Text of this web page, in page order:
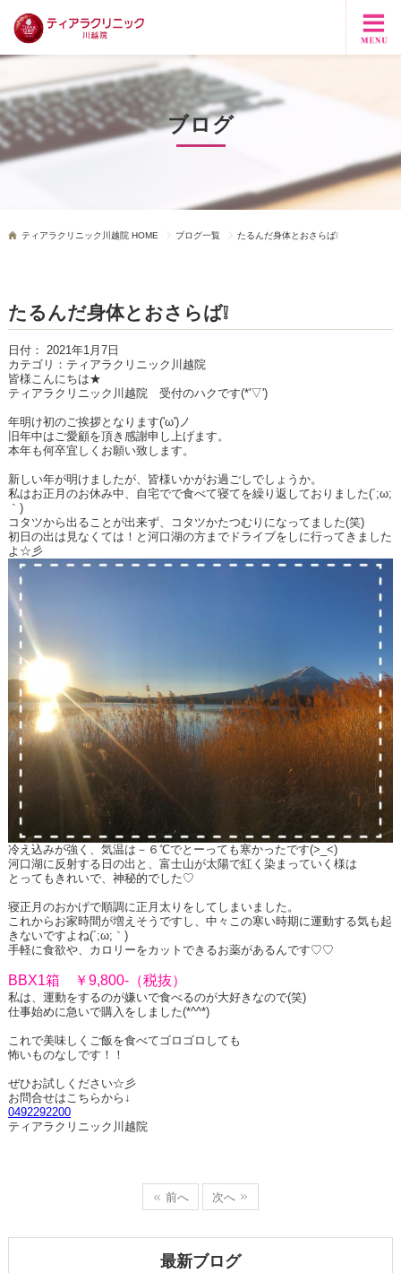
ブログ
ティアラクリニック川越院 HOME ブログ一覧 たるんだ身体とおさらば❕
たるんだ身体とおさらば❕
日付： 2021年1月7日
カテゴリ： ティアラクリニック川越院
皆様こんにちは★
ティアラクリニック川越院 受付のハクです(*'▽')
年明け初のご挨拶となります('ω')ノ
旧年中はご愛顧を頂き感謝申し上げます。
本年も何卒宜しくお願い致します。
新しい年が明けましたが、皆様いかがお過ごしでしょうか。
私はお正月のお休み中、自宅でで食べて寝てを繰り返しておりました(´;ω;
｀)
コタツから出ることが出来ず、コタツかたつむりになってました(笑)
初日の出は見なくては！と河口湖の方までドライブをしに行ってきました
よ☆彡
冷え込みが強く、気温は－６℃でとーっても寒かったです(>_<)
河口湖に反射する日の出と、富士山が太陽で紅く染まっていく様は
とってもきれいで、神秘的でした♡
寝正月のおかげで順調に正月太りをしてしまいました。
これからお家時間が増えそうですし、中々この寒い時期に運動する気も起
きないですよね(´;ω;｀)
手軽に食欲や、カロリーをカットできるお薬があるんです♡♡
BBX1箱 ￥9,800-（税抜）
私は、運動をするのが嫌いで食べるのが大好きなので(笑)
仕事始めに急いで購入をしました(*^^*)
これで美味しくご飯を食べてゴロゴロしても
怖いものなしです！！
ぜひお試しください☆彡
お問合せはこちらから↓
0492292200
ティアラクリニック川越院
前へ 次へ
最新ブログ